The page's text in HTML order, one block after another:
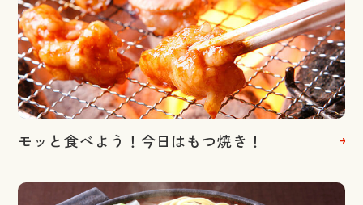
モッと食べよう！今日はもつ焼き！